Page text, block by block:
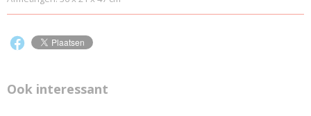
Ook interessant